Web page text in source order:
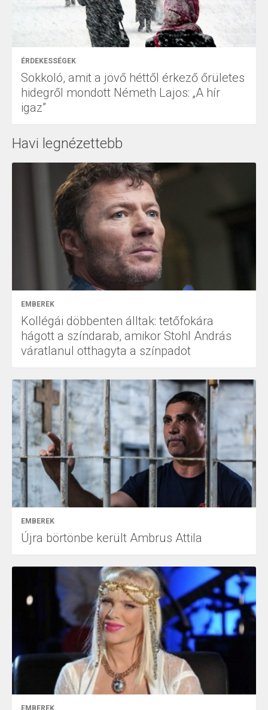
ÉRDEKESSÉGEK
Sokkoló, amit a jövő héttől érkező őrületes
hidegről mondott Németh Lajos: „A hír
igaz”
Havi legnézettebb
EMBEREK
Kollégái döbbenten álltak: tetőfokára
hágott a színdarab, amikor Stohl András
váratlanul otthagyta a színpadot
EMBEREK
Újra börtönbe került Ambrus Attila
EMBEREK